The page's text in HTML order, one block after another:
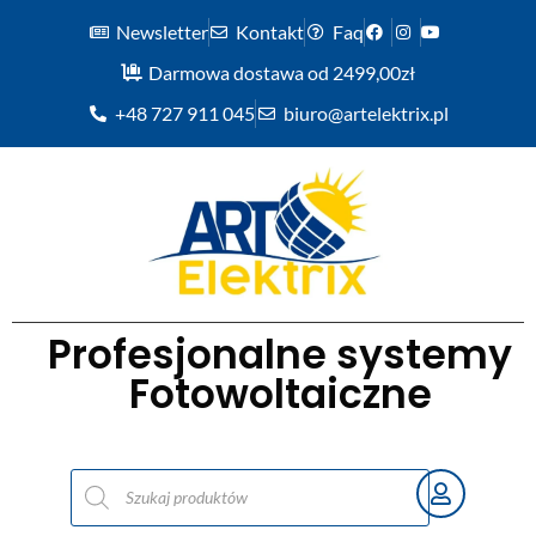
Newsletter Kontakt
Faq
Darmowa dostawa od 2499,00zł
+48 727 911 045
biuro@artelektrix.pl
Profesjonalne systemy
Fotowoltaiczne